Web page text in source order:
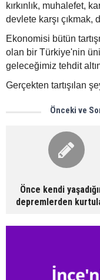
kırkınlık, muhalefet,
devlete karşı çıkmak,
Ekonomisi bütün
olan bir Türkiye'nin
geleceğimiz tehdit
Gerçekten tartışılan
Önceki ve
Önce kendi
depremlerden